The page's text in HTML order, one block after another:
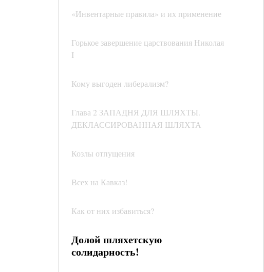
«Инвентарные правила» и их применение
Горькое завершение царствования Николая
I
Кому выгоден либерализм?
Глава 2 ЗАПАДНЯ ДЛЯ ШЛЯХТЫ.
ДЕКЛАССИРОВАННАЯ ШЛЯХТА
Козлы отпущения
Всех на Кавказ!
Как от них избавиться?
Долой шляхетскую
солидарность!